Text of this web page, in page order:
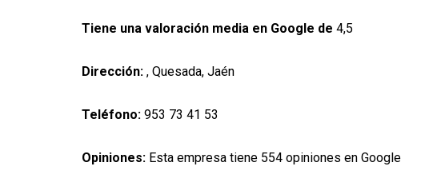
Tiene una valoración media en Google de 4,5
Dirección: , Quesada, Jaén
Teléfono: 953 73 41 53
Opiniones: Esta empresa tiene 554 opiniones en Google